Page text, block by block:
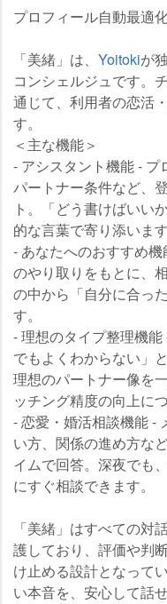
プロフィール自動最適
「美緒」は、 Yoitokiが
コンシェルジュです。
通じて、利用者の恋活
す。
＜主な機能＞
- アシスタント機能- プ
パートナー条件など、
ト。「どう書けばいい
的な言葉で寄り添います
- あなたへのおすすめ機
のやり取りをもとに、
の中から「自分に合っ
す。
-理想のタイプ整理機能
でもよくわからない」
理想のパートナー像を
ッチング精度の向上に
-恋愛・婚活相談機能-
い方、関係の進め方な
イムで回答。深夜でも
にすぐ相談できます。
「美緒」はすべての対
護しており、評価や判
け止める設計となって
い本音を、安心して話